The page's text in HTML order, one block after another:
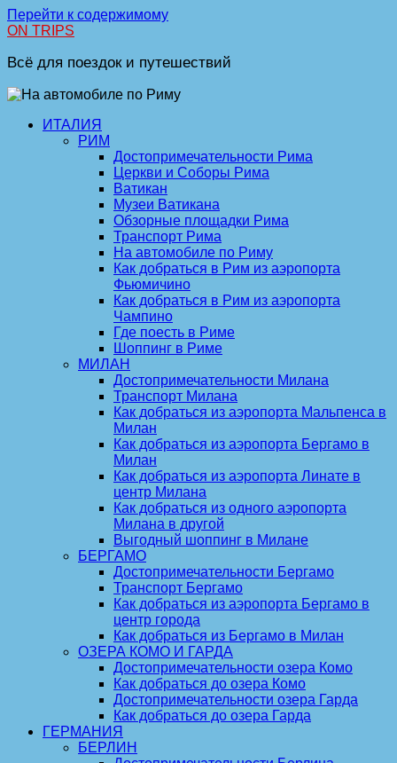
Перейти к содержимому
ON TRIPS
Всё для поездок и путешествий
ИТАЛИЯ
РИМ
Достопримечательности Рима
Церкви и Соборы Рима
Ватикан
Музеи Ватикана
Обзорные площадки Рима
Транспорт Рима
На автомобиле по Риму
Как добраться в Рим из аэропорта
Фьюмичино
Как добраться в Рим из аэропорта
Чампино
Где поесть в Риме
Шоппинг в Риме
МИЛАН
Достопримечательности Милана
Транспорт Милана
Как добраться из аэропорта Мальпенса в
Милан
Как добраться из аэропорта Бергамо в
Милан
Как добраться из аэропорта Линате в
центр Милана
Как добраться из одного аэропорта
Милана в другой
Выгодный шоппинг в Милане
БЕРГАМО
Достопримечательности Бергамо
Транспорт Бергамо
Как добраться из аэропорта Бергамо в
центр города
Как добраться из Бергамо в Милан
ОЗЕРА КОМО И ГАРДА
Достопримечательности озера Комо
Как добраться до озера Комо
Достопримечательности озера Гарда
Как добраться до озера Гарда
ГЕРМАНИЯ
БЕРЛИН